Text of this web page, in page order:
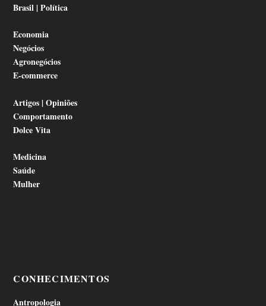
Brasil | Política
Economia
Negócios
Agronegócios
E-commerce
Artigos | Opiniões
Comportamento
Dolce Vita
Medicina
Saúde
Mulher
CONHECIMENTOS
Antropologia